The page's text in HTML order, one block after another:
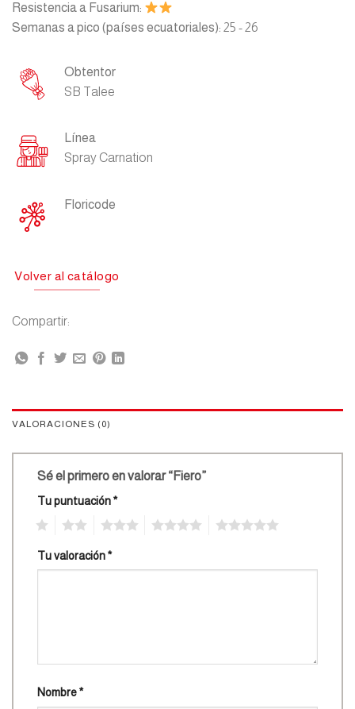
Resistencia a Fusarium:
Semanas a pico (países ecuatoriales): 25 - 26
Obtentor
SB Talee
Línea
Spray Carnation
Floricode
Volver al catálogo
Compartir:
VALORACIONES (0)
Sé el primero en valorar “Fiero”
Tu puntuación*
Tu valoración*
Nombre*